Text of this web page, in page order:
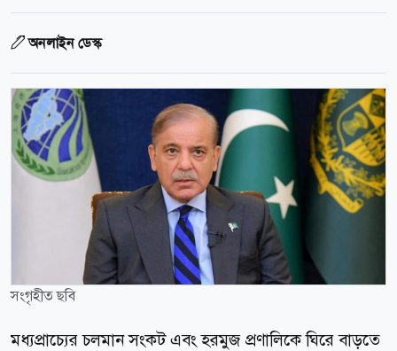
অনলাইন ডেস্ক
সংগৃহীত ছবি
মধ্যপ্রাচ্যের চলমান সংকট এবং হরমুজ প্রণালিকে ঘিরে বাড়তে